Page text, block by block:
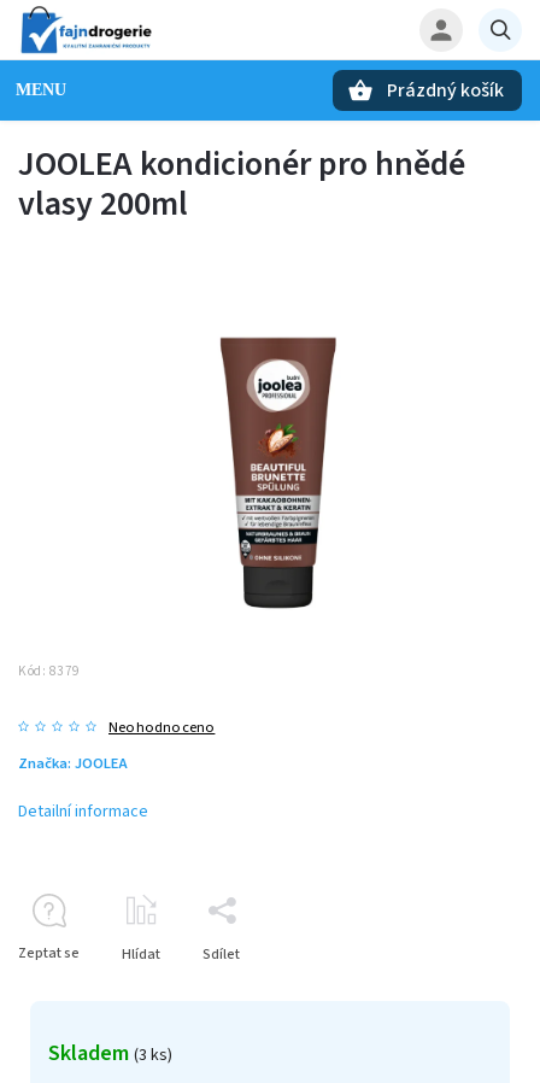
Prázdný košík
JOOLEA kondicionér pro hnědé
vlasy 200ml
Kód: 8379
Neohodnoceno
Značka: JOOLEA
Skladem (3 ks)
Detailní informace
Zeptat se Hlídat Sdílet